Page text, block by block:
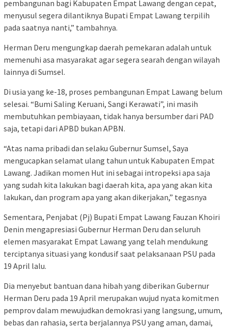
pembangunan bagi Kabupaten Empat Lawang dengan cepat,
menyusul segera dilantiknya Bupati Empat Lawang terpilih
pada saatnya nanti,” tambahnya.
Herman Deru mengungkap daerah pemekaran adalah untuk
memenuhi asa masyarakat agar segera searah dengan wilayah
lainnya di Sumsel.
Di usia yang ke-18, proses pembangunan Empat Lawang belum
selesai. “Bumi Saling Keruani, Sangi Kerawati”, ini masih
membutuhkan pembiayaan, tidak hanya bersumber dari PAD
saja, tetapi dari APBD bukan APBN.
“Atas nama pribadi dan selaku Gubernur Sumsel, Saya
mengucapkan selamat ulang tahun untuk Kabupaten Empat
Lawang. Jadikan momen Hut ini sebagai intropeksi apa saja
yang sudah kita lakukan bagi daerah kita, apa yang akan kita
lakukan, dan program apa yang akan dikerjakan,” tegasnya
Sementara, Penjabat (Pj) Bupati Empat Lawang Fauzan Khoiri
Denin mengapresiasi Gubernur Herman Deru dan seluruh
elemen masyarakat Empat Lawang yang telah mendukung
terciptanya situasi yang kondusif saat pelaksanaan PSU pada
19 April lalu.
Dia menyebut bantuan dana hibah yang diberikan Gubernur
Herman Deru pada 19 April merupakan wujud nyata komitmen
pemprov dalam mewujudkan demokrasi yang langsung, umum,
bebas dan rahasia, serta berjalannya PSU yang aman, damai,